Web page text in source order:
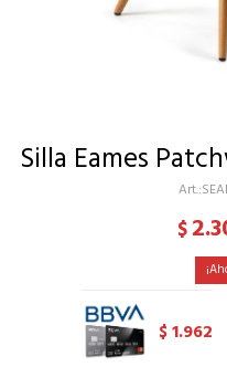
Silla Eames
$
$1.962